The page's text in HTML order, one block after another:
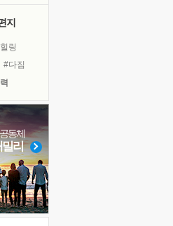
며
아픈 아버지를 위한 공간 설계
극심한 변비, 어깨결림, 수면 장애
니
유년 시절의 부산 영도 바다
지
링
#다짐
캠프
람
러스
동체
리